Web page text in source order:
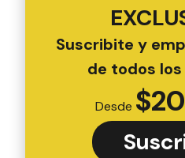
Suscribite y
de todos
Desde $